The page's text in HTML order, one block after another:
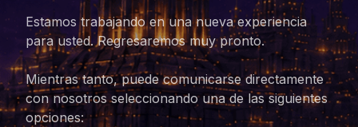
Estamos trabajando en una nueva experiencia
para usted. Regresaremos muy pronto.
Mientras tanto, puede comunicarse directamente
con nosotros seleccionando una de las siguientes
opciones: